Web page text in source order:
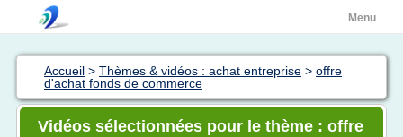
Menu
Accueil > Thèmes & vidéos : achat entreprise > offre
d'achat fonds de commerce
Vidéos sélectionnées pour le thème : offre